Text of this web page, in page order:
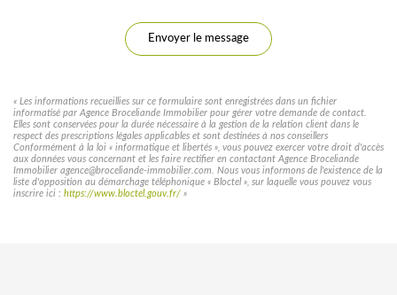
Envoyer le message
« Les informations recueillies sur ce formulaire sont enregistrées dans un fichier
informatisé par Agence Broceliande Immobilier pour gérer votre demande de contact.
Elles sont conservées pour la durée nécessaire à la gestion de la relation client dans le
respect des prescriptions légales applicables et sont destinées à nos conseillers
Conformément à la loi « informatique et libertés », vous pouvez exercer votre droit d'accès
aux données vous concernant et les faire rectifier en contactant Agence Broceliande
Immobilier agence@broceliande-immobilier.com. Nous vous informons de l'existence de la
liste d'opposition au démarchage téléphonique « Bloctel », sur laquelle vous pouvez vous
inscrire ici : https://www.bloctel.gouv.fr/ »